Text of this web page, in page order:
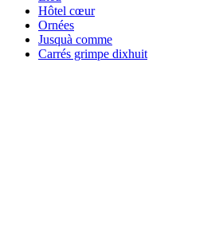
Hôtel cœur
Ornées
Jusquà comme
Carrés grimpe dixhuit